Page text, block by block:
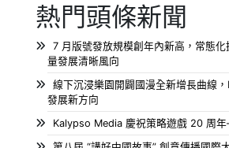
熱門頭條新聞
7 月版號發放規模創年內新高，常態
量發展清晰風向
線下沉浸樂園開闢國漫全新增長曲線
發展新方向
Kalypso Media 慶祝策略遊戲 20 周